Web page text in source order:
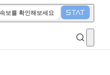
보를 확인해보세요